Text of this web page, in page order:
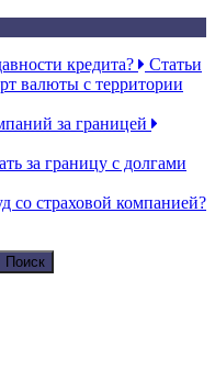
кредита?
Статьи
валюты с территории
за границей
за границу с долгами
со страховой компанией?